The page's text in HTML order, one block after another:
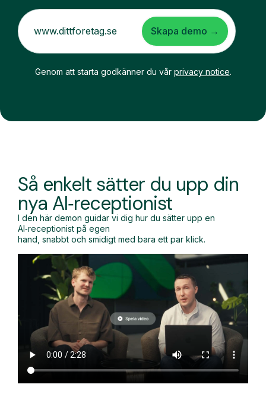
Skapa demo →
Genom att starta godkänner du vår privacy notice.
Så enkelt sätter du upp din
nya AI‑receptionist
I den här demon guidar vi dig hur du sätter upp en
AI‑receptionist på egen
hand, snabbt och smidigt med bara ett par klick.